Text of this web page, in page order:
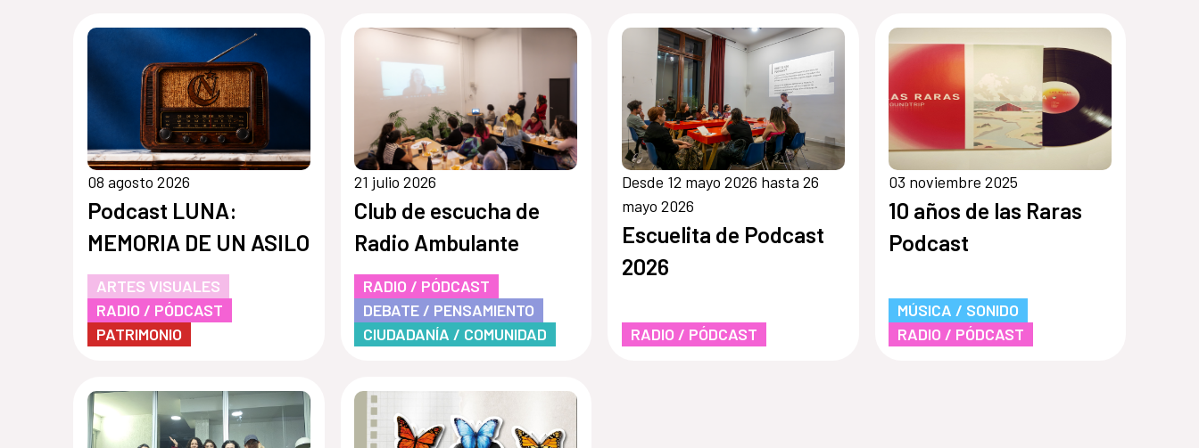
08 agosto 2026
Podcast LUNA:
MEMORIA DE UN ASILO
ARTES VISUALES
RADIO / PÓDCAST
PATRIMONIO
21 julio 2026
Club de escucha de
Radio Ambulante
RADIO / PÓDCAST
DEBATE / PENSAMIENTO
CIUDADANÍA / COMUNIDAD
Desde 12 mayo 2026 hasta 26
mayo 2026
Escuelita de Podcast
2026
RADIO / PÓDCAST
03 noviembre 2025
10 años de las Raras
Podcast
MÚSICA / SONIDO
RADIO / PÓDCAST